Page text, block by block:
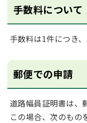
手数料について
手数料は1件につき、
郵便での申請
道路幅員証明書は、
この場合、次のもの